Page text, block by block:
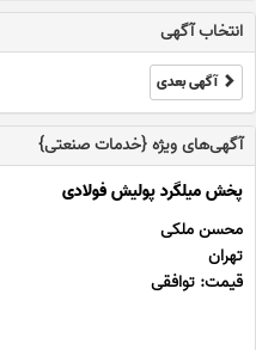
انتخاب آگهی
آگهی بعدی
آگهی‌های ویژه {خدمات صنعتی}
پخش میلگرد پولیش فولادی
محسن ملکی
تهران
قیمت: توافقی